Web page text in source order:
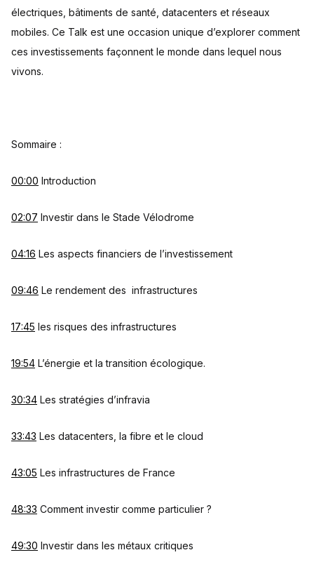
électriques, bâtiments de santé, datacenters et réseaux
mobiles. Ce Talk est une occasion unique d’explorer comment
ces investissements façonnent le monde dans lequel nous
vivons.
Sommaire :
00:00 Introduction
02:07 Investir dans le Stade Vélodrome
04:16 Les aspects financiers de l’investissement
09:46 Le rendement des infrastructures
17:45 les risques des infrastructures
19:54 L’énergie et la transition écologique.
30:34 Les stratégies d’infravia
33:43 Les datacenters, la fibre et le cloud
43:05 Les infrastructures de France
48:33 Comment investir comme particulier ?
49:30 Investir dans les métaux critiques